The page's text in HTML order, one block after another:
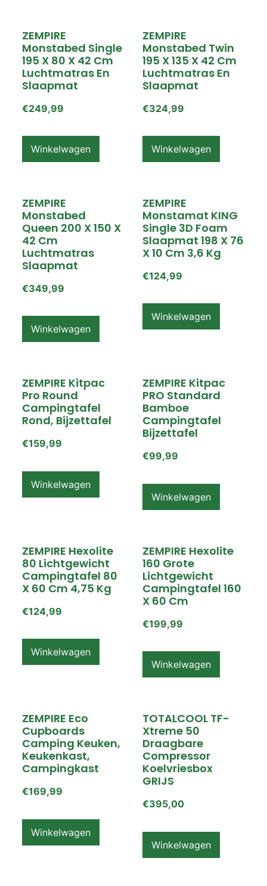
ZEMPIRE
Monstabed Single
195 X 80 X 42 Cm
Luchtmatras En
Slaapmat
€249,99
Winkelwagen
ZEMPIRE
Monstabed Twin
195 X 135 X 42 Cm
Luchtmatras En
Slaapmat
€324,99
Winkelwagen
ZEMPIRE
Monstabed
Queen 200 X 150 X
42 Cm
Luchtmatras
Slaapmat
€349,99
Winkelwagen
ZEMPIRE
Monstamat KING
Single 3D Foam
Slaapmat 198 X 76
X 10 Cm 3,6 Kg
€124,99
Winkelwagen
ZEMPIRE Kitpac
Pro Round
Campingtafel
Rond, Bijzettafel
€159,99
Winkelwagen
ZEMPIRE Kitpac
PRO Standard
Bamboe
Campingtafel
Bijzettafel
€99,99
Winkelwagen
ZEMPIRE Hexolite
80 Lichtgewicht
Campingtafel 80
X 60 Cm 4,75 Kg
€124,99
Winkelwagen
ZEMPIRE Hexolite
160 Grote
Lichtgewicht
Campingtafel 160
X 60 Cm
€199,99
Winkelwagen
ZEMPIRE Eco
Cupboards
Camping Keuken,
Keukenkast,
Campingkast
€169,99
Winkelwagen
TOTALCOOL TF-
Xtreme 50
Draagbare
Compressor
Koelvriesbox
GRIJS
€395,00
Winkelwagen